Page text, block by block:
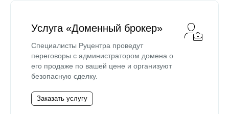
Услуга «Доменный брокер»
Специалисты Руцентра проведут
переговоры с администратором домена о
его продаже по вашей цене и организуют
безопасную сделку.
Заказать услугу